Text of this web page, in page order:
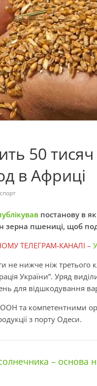
50
в Африці
постанову в
зерна пшениці, щоб
ТЕЛЕГРАМ-КАНАЛІ –
не нижче ніж
України”. Уряд
для відшкодування
ООН та компетентними
з порту Одеси.
– основа